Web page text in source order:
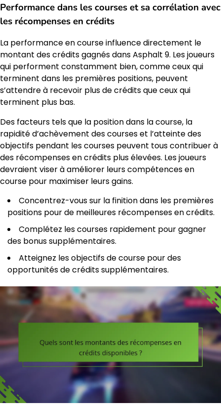
Performance dans les courses et sa corrélation avec
les récompenses en crédits
La performance en course influence directement le
montant des crédits gagnés dans Asphalt 9. Les joueurs
qui performent constamment bien, comme ceux qui
terminent dans les premières positions, peuvent
s’attendre à recevoir plus de crédits que ceux qui
terminent plus bas.
Des facteurs tels que la position dans la course, la
rapidité d’achèvement des courses et l’atteinte des
objectifs pendant les courses peuvent tous contribuer à
des récompenses en crédits plus élevées. Les joueurs
devraient viser à améliorer leurs compétences en
course pour maximiser leurs gains.
Concentrez-vous sur la finition dans les premières
positions pour de meilleures récompenses en crédits.
Complétez les courses rapidement pour gagner
des bonus supplémentaires.
Atteignez les objectifs de course pour des
opportunités de crédits supplémentaires.